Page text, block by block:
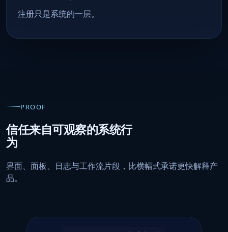
注册只是系统的一层。
PROOF
信任来自可观察的系统行
为
界面、面板、日志与工作流片段，比横幅式承诺更快解释产
品。